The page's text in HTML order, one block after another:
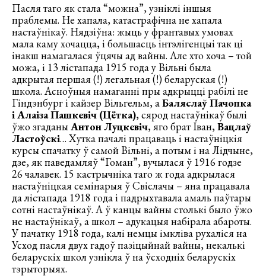
Пасля таго як стала “можна”, узніклі іншыя
праблемы. Не хапала, катастрафічна не хапала
настаўнікаў. Нядзіўна: жыць у франтавых умовах
мала каму хочацца, і большасць інтэлігенцыі так ці
інакш намагалася ўцячы ад вайны. Але хто хоча – той
можа, і 13 лістапада 1915 года у Вільні была
адкрытая першая (!) легальная (!) беларуская (!)
школа. Асноўныя намаганні пры адкрыцці рабілі не
Гіндэнбург і кайзер Вільгельм, аБаляслаў Пачопка
і Алаіза Пашкевіч (Цётка), сярод настаўнікаў былі
ўжо згаданы Антон Луцкевіч, яго брат Іван, Вацлаў
Ластоўскі… Хутка пачалі працаваць і настаўніцкія
курсы спачатку ў самой Вільні, а потым і на Лідчыне,
дзе, як паведамляў “Гоман”, вучылася ў 1916 годзе
26 чалавек. 15 кастрычніка таго ж года адкрылася
настаўніцкая семінарыя ў Свіслачы – яна працавала
да лістапада 1918 года і падрыхтавала амаль паўтары
сотні настаўнікаў. А ў канцы вайны столькі было ўжо
не настаўнікаў, а школ – адукацыя набірала абароты.
У пачатку 1918 года, калі немцы імкліва рухаліся на
Усход пасля двух гадоў пазіцыйнай вайны, некалькі
беларускіх школ узнікла ў на ўсходніх беларускіх
тэрыторыях.